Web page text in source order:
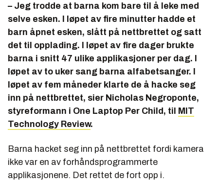
– Jeg trodde at barna kom bare til å leke med
selve esken. I løpet av fire minutter hadde et
barn åpnet esken, slått på nettbrettet og satt
det til opplading. I løpet av fire dager brukte
barna i snitt 47 ulike applikasjoner per dag. I
løpet av to uker sang barna alfabetsanger. I
løpet av fem måneder klarte de å hacke seg
inn på nettbrettet, sier Nicholas Negroponte,
styreformann i One Laptop Per Child, til
MIT
Technology Review.
Barna hacket seg inn på nettbrettet fordi kamera
ikke var en av forhåndsprogrammerte
applikasjonene. Det rettet de fort opp i.